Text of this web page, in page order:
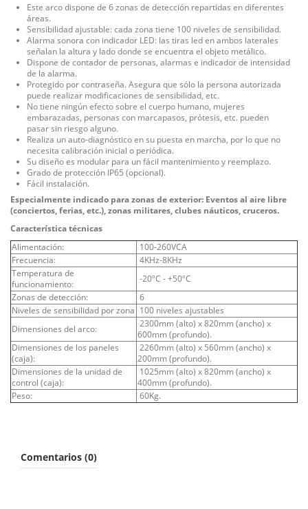
Este arco dispone de 6 zonas de detección repartidas en diferentes
áreas.
Sensibilidad ajustable: cada zona tiene 100 niveles de sensibilidad.
Alarma sonora con indicador LED: las tiras led en ambos laterales
señalan la altura y lado donde se encuentra el objeto metálico.
Dispone de contador de personas, alarmas e indicador de intensidad
de la alarma.
Protegido por contraseña. Asegura que sólo la persona autorizada
puede realizar modificaciones de sensibilidad, etc.
No tiene ningún efecto sobre el cuerpo humano, mujeres
embarazadas, personas con marcapasos, prótesis, etc. pueden
pasar sin riesgo alguno.
Realiza un auto-diagnóstico en su puesta en marcha, por lo que no
necesita calibración inicial o periódica.
Su diseño es modular para un fácil mantenimiento y reemplazo.
Grado de protección IP65 (opcional).
Fácil instalación.
Especialmente indicado para zonas de exterior: Eventos al aire libre
(conciertos, ferias, etc.), zonas militares, clubes náuticos, cruceros.
Característica técnicas
Alimentación:
100-260VCA
Frecuencia:
4KHz-8KHz
Temperatura de
funcionamiento:
-20ºC - +50ºC
Zonas de detección:
6
Niveles de sensibilidad por zona 100 niveles ajustables
Dimensiones del arco:
2300mm (alto) x 820mm (ancho) x
600mm (profundo).
Dimensiones de los paneles
(caja):
2260mm (alto) x 560mm (ancho) x
200mm (profundo).
Dimensiones de la unidad de
control (caja):
1025mm (alto) x 820mm (ancho) x
400mm (profundo).
Peso:
60Kg.
Comentarios (0)